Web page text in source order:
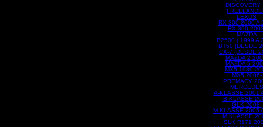
DISCOVERY
LEXUS
RX 300 2000 A
RX 300
MAZDA
B2500 ( 1999 A
BT50 (DESDE
CX-7 (DESDE
MAZDA 2
MAZDA 5
MX5 1989-
MX5 2006-
PREMACY
MERCEDES
A-KLASSE 2001
B-KLASSE
GLK 2008-
M KLASSE 2005
M KLASSE
SLK R171